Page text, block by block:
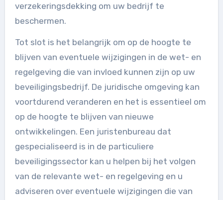
verzekeringsdekking om uw bedrijf te
beschermen.
Tot slot is het belangrijk om op de hoogte te
blijven van eventuele wijzigingen in de wet- en
regelgeving die van invloed kunnen zijn op uw
beveiligingsbedrijf. De juridische omgeving kan
voortdurend veranderen en het is essentieel om
op de hoogte te blijven van nieuwe
ontwikkelingen. Een juristenbureau dat
gespecialiseerd is in de particuliere
beveiligingssector kan u helpen bij het volgen
van de relevante wet- en regelgeving en u
adviseren over eventuele wijzigingen die van